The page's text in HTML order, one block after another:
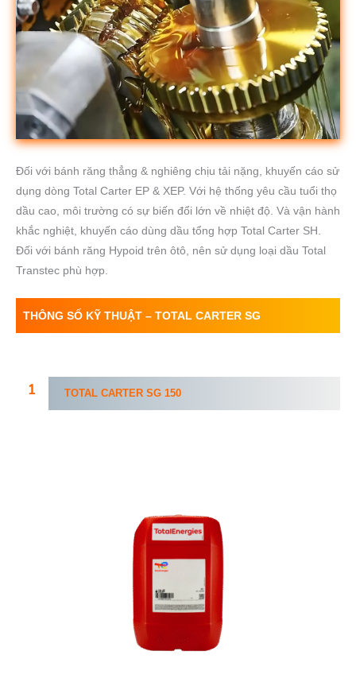
Đối với bánh răng thẳng & nghiêng chịu tải nặng, khuyến cáo sử
dụng dòng Total Carter EP & XEP. Với hệ thống yêu cầu tuổi thọ
dầu cao, môi trường có sự biến đổi lớn về nhiệt độ. Và vận hành
khắc nghiệt, khuyến cáo dùng dầu tổng hợp Total Carter SH.
Đối với bánh răng Hypoid trên ôtô, nên sử dụng loại dầu Total
Transtec phù hợp.
THÔNG SỐ KỸ THUẬT – TOTAL CARTERSG
TOTAL CARTERSG150